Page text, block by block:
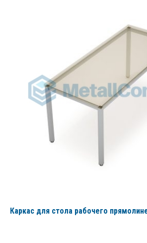
Каркас для стола рабочего